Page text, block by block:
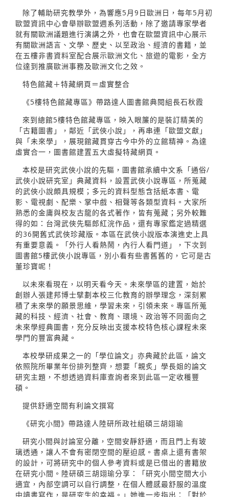
除了輔助研究教學外，為響應5月9日歐洲日，每年5月初
歐盟資訊中心會舉辦歐盟週系列活動，除了邀請專家學者
就有關歐洲議題進行演講之外，也會在歐盟資訊中心展示
有關歐洲語言、文學、歷史、以至政治、經濟的書籍，並
在五樓非書資料室配合展示歐洲文化、旅遊的電影，全方
位達到推廣歐洲事務及歐洲文化之效。
特色館藏＋特藏網頁＝虛實整合
《5樓特色館藏專區》帶路達人圖書館典閱組長石秋霞
來到總館5樓特色館藏專區，映入眼簾的是裝訂精美的
「古籍圖書」，鄰近「武俠小說」，再串連「歐盟文獻」
與「未來學」，展現館藏貫穿古今中外的立館精神。為達
虛實合一，圖書館建置五大虛擬特藏網頁。
本校是研究武俠小說的先驅，圖書館承續中文系「通俗/
武俠小說研究室」典藏資料，設置武俠小說專區，所蒐藏
的武俠小說頗具規模；多元的資料型態含括紙本書、電
影、電視劇、配樂、掌中戲、相聲等各類型資料。大家所
熟悉的金庸與校友古龍的各式著作，皆有蒐藏；另外較難
得的如：台灣武俠先驅郎紅浣作品，還有專家鑑定過精選
的36開舊式武俠珍藏版。本區在武俠小說版本演進史上具
有重要意義。「外行人看熱鬧，內行人看門道」，下次到
圖書館5樓武俠小說專區，別小看有些書舊舊的，它可是古
董珍寶呢！
以未來看現在，以明天看今天。未來學區的建置，始於
創辦人張建邦博士擘劃本校三化教育的辦學理念，深刻累
積了未來學的願景思維，學習未來，引領未來。專區所蒐
藏的科技、經濟、社會、教育、環境、政治等不同面向之
未來學經典圖書，充分反映出支援本校特色核心課程未來
學門的豐富典藏。
本校學研成果之一的「學位論文」亦典藏於此區，論文
依照院所畢業年份排列整齊，想要「親炙」學長姐的論文
研究主題，不想透過資料庫查詢者來到此區一定收穫豐
碩。
提供舒適空間有利論文撰寫
《研究小間》帶路達人陸研所政社組碩三胡翊瑜
研究小間與討論室分離，空間安靜舒適，而且門上有玻
璃透通，讓人不會有密閉空間的壓迫感。書桌上還有書架
的設計，可將研究中的個人參考資料或是已借出的書籍放
在研究小間。陸研碩三胡翊瑜分享：「研究小間空間大小
適宜，內部空調可以自行調整，在個人體感最舒服的溫度
中讀書寫作，是研究生的幸福。」她進一步指出：「對於